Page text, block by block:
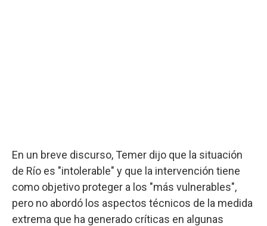
En un breve discurso, Temer dijo que la situación
de Río es "intolerable" y que la intervención tiene
como objetivo proteger a los "más vulnerables",
pero no abordó los aspectos técnicos de la medida
extrema que ha generado críticas en algunas